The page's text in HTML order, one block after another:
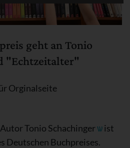
geht an Tonio
"Echtzeitalter"
Orginalseite
Tonio Schachingerѡist
Deutschen Buchpreises.